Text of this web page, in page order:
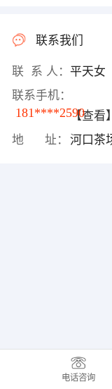
联系我们
联 系 人： 平天女
联系手机：
181****2590【查看】
地 址：
河口茶
电话咨询